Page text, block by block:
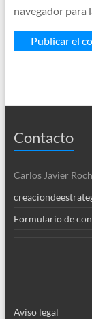
navegador para
Contacto
Carlos Javier
Formulario de
Aviso legal